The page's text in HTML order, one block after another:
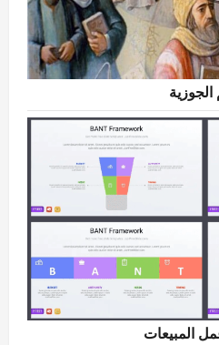
المبيعات